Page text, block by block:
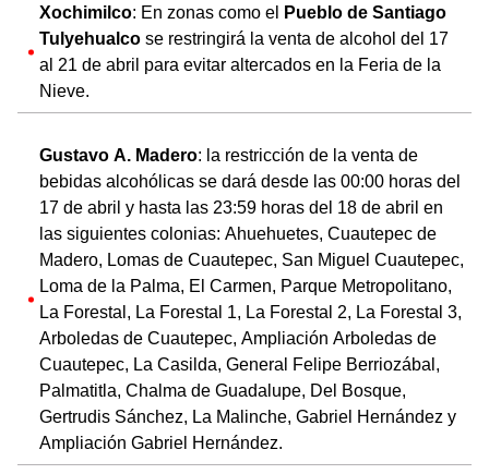
Xochimilco: En zonas como el Pueblo de Santiago
Tulyehualco se restringirá la venta de alcohol del 17
al 21 de abril para evitar altercados en la Feria de la
Nieve.
Gustavo A. Madero: la restricción de la venta de
bebidas alcohólicas se dará desde las 00:00 horas del
17 de abril y hasta las 23:59 horas del 18 de abril en
las siguientes colonias: Ahuehuetes, Cuautepec de
Madero, Lomas de Cuautepec, San Miguel Cuautepec,
Loma de la Palma, El Carmen, Parque Metropolitano,
La Forestal, La Forestal 1, La Forestal 2, La Forestal 3,
Arboledas de Cuautepec, Ampliación Arboledas de
Cuautepec, La Casilda, General Felipe Berriozábal,
Palmatitla, Chalma de Guadalupe, Del Bosque,
Gertrudis Sánchez, La Malinche, Gabriel Hernández y
Ampliación Gabriel Hernández.